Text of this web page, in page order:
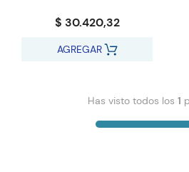
$ 30.420,32
AGREGAR
Has visto todos los 1